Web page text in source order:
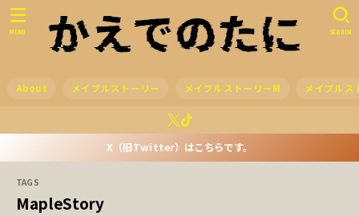
About メイプルストーリー メイプルストーリーM メイプルス
SEARCH
MENU
X（旧Twitter）はこちらです。
MapleStory